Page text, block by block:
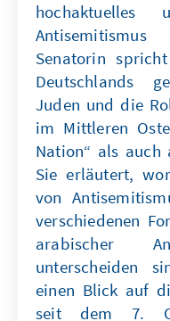
hochaktuelles
Senatorin
Deutschlands
Juden und die
im Mittleren
Nation“ als auch
Sie erläutert,
von
verschiedenen
arabischer
unterscheiden
einen Blick auf
seit dem 7.